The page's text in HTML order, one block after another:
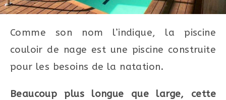
Comme son nom l’indique, la piscine
couloir de nage est une piscine construite
pour les besoins de la natation.
Beaucoup plus longue que large, cette